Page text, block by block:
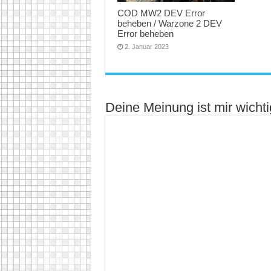
COD MW2 DEV Error
beheben / Warzone 2 DEV
Error beheben
2. Januar 2023
Deine Meinung ist mir